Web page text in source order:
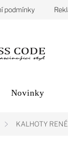
podmínky
Novinky
KALHOTY